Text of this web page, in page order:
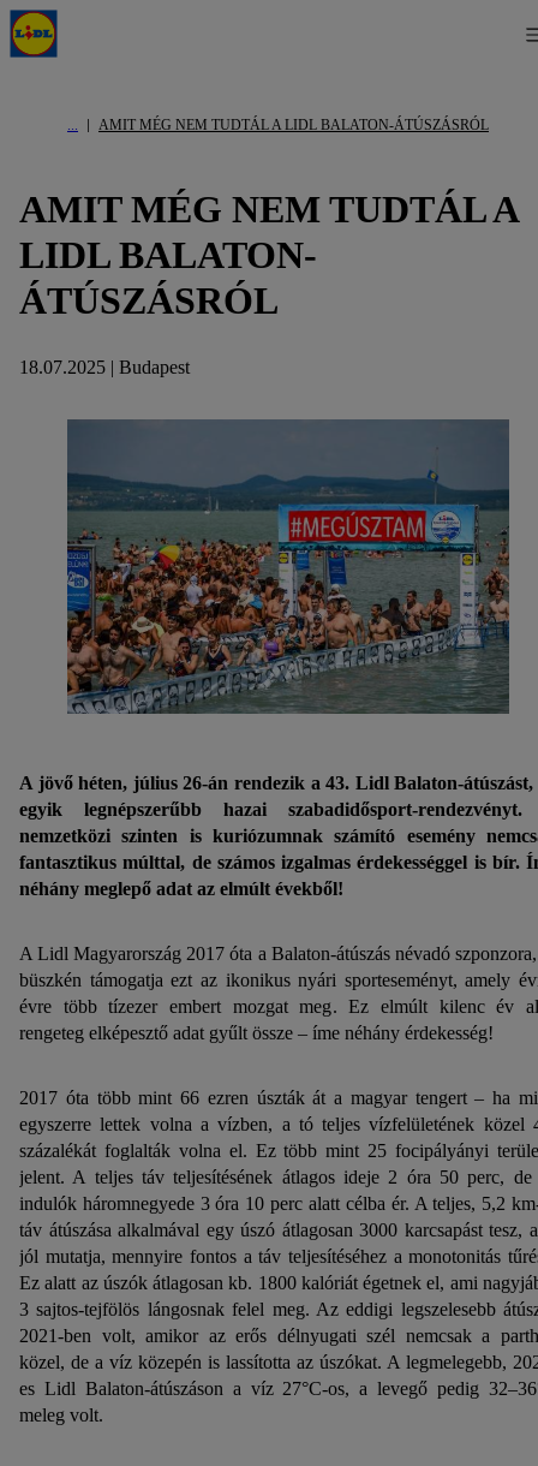
AMIT MÉG NEM TUDTÁL A LIDL BALATON-ÁTÚSZÁSRÓL
AMIT MÉG NEM TUDTÁL A
LIDL BALATON-
ÁTÚSZÁSRÓL
18.07.2025 | Budapest
A jövő héten, július 26-án rendezik a 43. Lidl Balaton-átúszást,
egyik legnépszerűbb hazai szabadidősport-
nemzetközi szinten is kuriózumnak számító esemény
fantasztikus múlttal, de számos izgalmas érdekességgel is bír.
néhány meglepő adat az elmúlt évekből!
A Lidl Magyarország 2017 óta a Balaton-átúszás névadó
büszkén támogatja ezt az ikonikus nyári sporteseményt, amely
évre több tízezer embert mozgat meg. Ez elmúlt kilenc év
rengeteg elképesztő adat gyűlt össze – íme néhány érdekesség!
2017 óta több mint 66 ezren úszták át a magyar tengert – ha
egyszerre lettek volna a vízben, a tó teljes vízfelületének közel
százalékát foglalták volna el. Ez több mint 25 focipályányi
jelent. A teljes táv teljesítésének átlagos ideje 2 óra 50 perc, de
indulók háromnegyede 3 óra 10 perc alatt célba ér. A teljes, 5,2
táv átúszása alkalmával egy úszó átlagosan 3000 karcsapást tesz,
jól mutatja, mennyire fontos a táv teljesítéséhez a monotonitás
Ez alatt az úszók átlagosan kb. 1800 kalóriát égetnek el, ami
3 sajtos-tejfölös lángosnak felel meg. Az eddigi legszelesebb
2021-ben volt, amikor az erős délnyugati szél nemcsak a
közel, de a víz közepén is lassította az úszókat. A legmelegebb,
es Lidl Balaton-átúszáson a víz 27°C-os, a levegő pedig
meleg volt.